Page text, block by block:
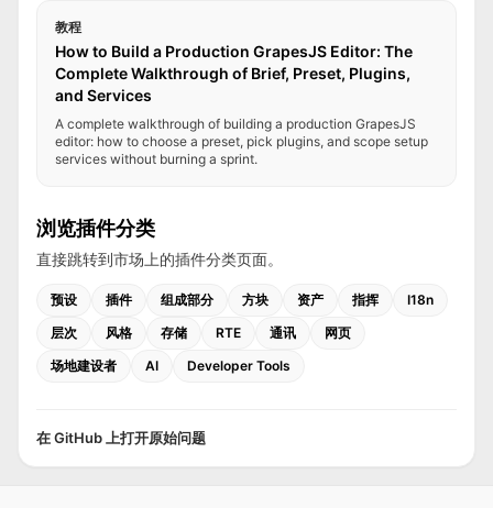
教程
How to Build a Production GrapesJS Editor: The
Complete Walkthrough of Brief, Preset, Plugins,
and Services
A complete walkthrough of building a production GrapesJS
editor: how to choose a preset, pick plugins, and scope setup
services without burning a sprint.
浏览插件分类
直接跳转到市场上的插件分类页面。
预设 插件 组成部分 方块 资产 指挥
I18n
层次
风格 存储 RTE 通讯
网页
场地建设者
AI Developer Tools
在 GitHub 上打开原始问题